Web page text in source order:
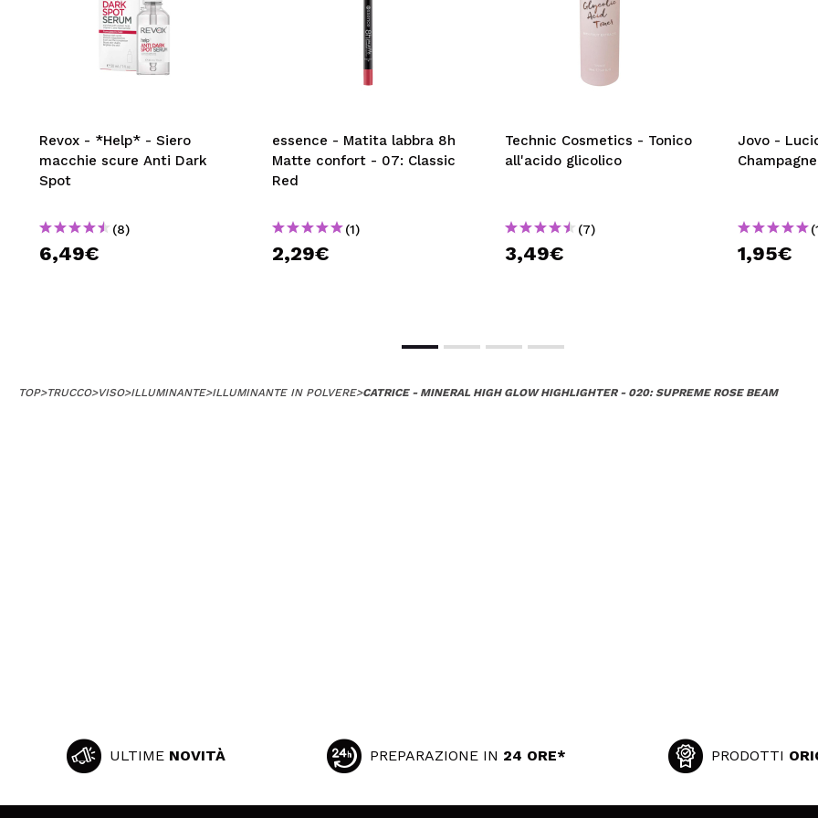
Revox - *Help* - Siero
macchie scure Anti Dark
Spot
(8)
6,49€
essence - Matita labbra 8h
Matte confort - 07: Classic
Red
(1)
2,29€
Technic Cosmetics - Tonico
all'acido glicolico
(7)
3,49€
Jovo -
Champagne
1,95€
TOP>TRUCCO>VISO>ILLUMINANTE>ILLUMINANTE IN POLVERE>CATRICE - MINERAL HIGH GLOW HIGHLIGHTER - 020: SUPREME ROSE BEAM
ULTIME NOVITÀ PREPARAZIONE IN 24 ORE* PRODOTTI